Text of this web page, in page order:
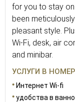
for you to stay
been
pleasant style.
Wi-Fi, desk, air
and minibar.
УСЛУГИ В
Интернет Wi-fi
удобства в